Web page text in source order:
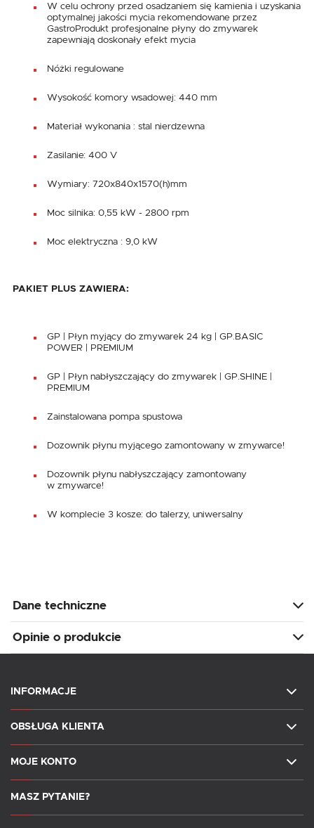
W celu ochrony przed osadzaniem się kamienia i uzyskania
optymalnej jakości mycia rekomendowane przez
GastroProdukt profesjonalne płyny do zmywarek
zapewniają doskonały efekt mycia
Nóżki regulowane
Wysokość komory wsadowej: 440 mm
Materiał wykonania : stal nierdzewna
Zasilanie: 400 V
Wymiary: 720x840x1570(h)mm
Moc silnika: 0,55 kW - 2800 rpm
Moc elektryczna : 9,0 kW
PAKIET PLUS ZAWIERA:
GP | Płyn myjący do zmywarek 24 kg | GP.BASIC
POWER | PREMIUM
GP | Płyn nabłyszczający do zmywarek | GP.SHINE |
PREMIUM
Zainstalowana pompa spustowa
Dozownik płynu myjącego zamontowany w zmywarce!
Dozownik płynu nabłyszczający zamontowany
w zmywarce!
W komplecie 3 kosze: do talerzy, uniwersalny
Dane techniczne
Opinie o produkcie
INFORMACJE
OBSŁUGA KLIENTA
MOJE KONTO
MASZ PYTANIE?